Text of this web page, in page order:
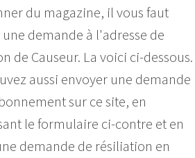
du magazine, il vous faut
demande à l'adresse de
de Causeur. La voici ci-dessous.
aussi envoyer une demande
sur ce site, en
le formulaire ci-contre et en
demande de résiliation en